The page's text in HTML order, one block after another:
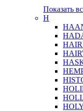
Показать
H